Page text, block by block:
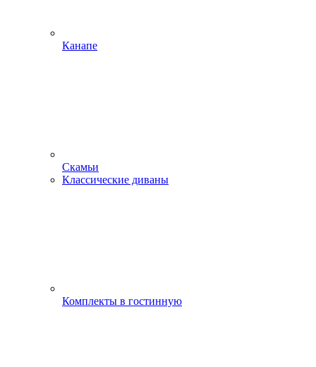
Канапе
Скамьи
Классические диваны
Комплекты в гостинную